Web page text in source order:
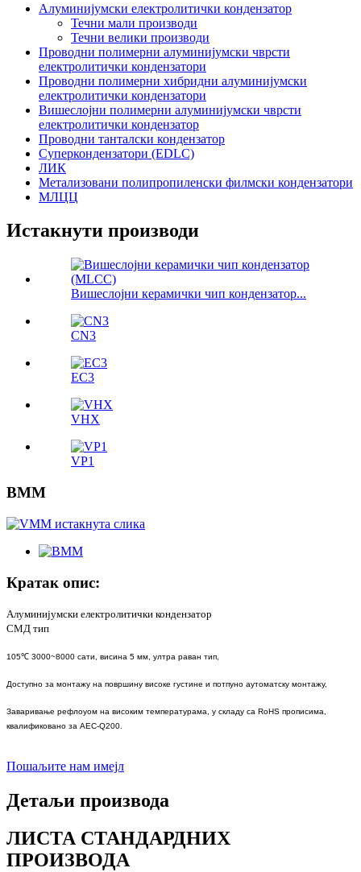
Алуминијумски електролитички кондензатор
Течни мали производи
Течни велики производи
Проводни полимерни алуминијумски чврсти
електролитички кондензатори
Проводни полимерни хибридни алуминијумски
електролитички кондензатори
Вишеслојни полимерни алуминијумски чврсти
електролитички кондензатор
Проводни танталски кондензатор
Суперкондензатори (EDLC)
ЛИК
Метализовани полипропиленски филмски кондензатори
МЛЦЦ
Истакнути производи
Вишеслојни керамички чип кондензатор...
CN3
ЕС3
VHX
VP1
ВММ
Кратак опис:
Алуминијумски електролитички кондензатор
СМД тип
105℃ 3000~8000 сати, висина 5 мм, ултра раван тип,
Доступно за монтажу на површину високе густине и потпуно аутоматску монтажу,
Заваривање рефлоуом на високим температурама, у складу са RoHS прописима,
квалификовано за AEC-Q200.
Пошаљите нам имејл
Детаљи производа
ЛИСТА СТАНДАРДНИХ
ПРОИЗВОДА